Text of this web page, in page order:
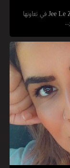
أطلقت الفنانة البريطانية ريتا مورر أغنية جديدة بعنوان Jee Le Zara في تعاونها